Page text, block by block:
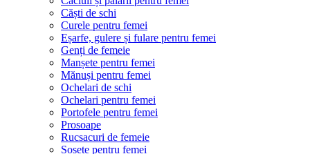
Căști de schi
Curele pentru femei
Eșarfe, gulere și fulare pentru femei
Genți de femeie
Manșete pentru femei
Mănuși pentru femei
Ochelari de schi
Ochelari pentru femei
Portofele pentru femei
Prosoape
Rucsacuri de femeie
Șosete pentru femei